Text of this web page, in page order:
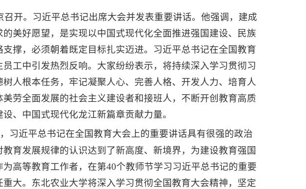
开。习近平总书记出席大会并发表重要讲话。他强调，建成
美好愿望，是实现以中国式现代化全面推进强国建设、民族
撑，必须朝着既定目标扎实迈进。习近平总书记在全国教育
工中引发热烈反响。大家纷纷表示，将持续深入学习贯彻习
人根本任务，牢记凝聚人心、完善人格、开发人力、培育人
劳全面发展的社会主义建设者和接班人，不断开创教育高质
、中国式现代化龙江新篇章贡献力量。
习近平总书记在全国教育大会上的重要讲话具有很强的政治
育发展规律的认识达到了新高度、新境界，为建设教育强国
高等教育工作者，在第40个教师节学习习近平总书记的重要
大。东北农业大学将深入学习贯彻全国教育大会精神，坚定